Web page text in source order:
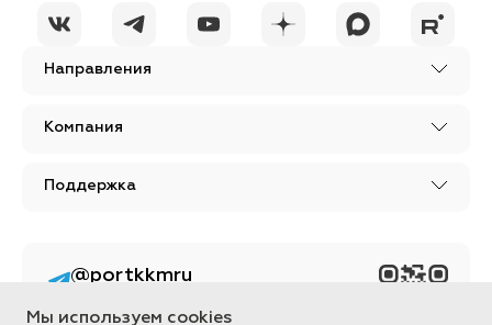
Направления
Компания
Поддержка
@portkkmru
контент PORT - бизнес
Мы используем cookies